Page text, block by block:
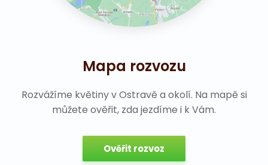
Mapa rozvozu
Rozvážíme květiny v Ostravě a okolí. Na mapě si
můžete ověřit, zda jezdíme i k Vám.
Ověřit rozvoz